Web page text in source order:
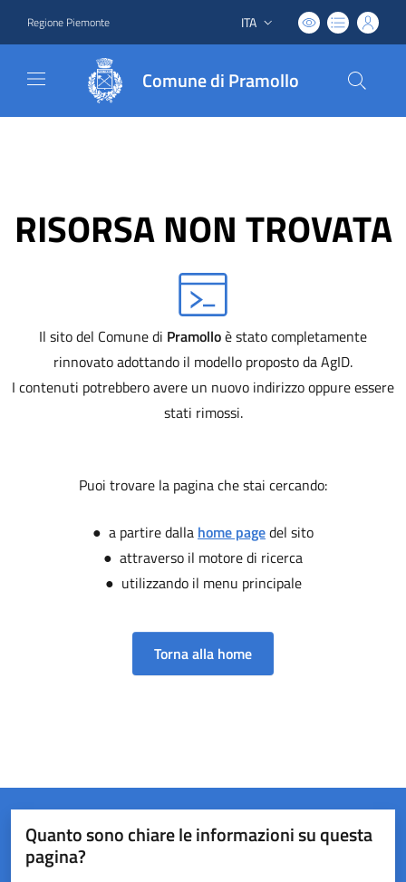
Regione Piemonte Lingua attiva:
ITA
Comune di Pramollo
RISORSA NON TROVATA
Il sito del Comune di Pramolloè stato completamente
rinnovato adottando il modello proposto da AgID.
I contenuti potrebbero avere un nuovo indirizzo oppure essere
stati rimossi.
Puoi trovare la pagina che stai cercando:
● a partire dalla home pagedel sito
● attraverso il motore di ricerca
● utilizzando il menu principale
Torna alla home
Quanto sono chiare le informazioni su questa
pagina?